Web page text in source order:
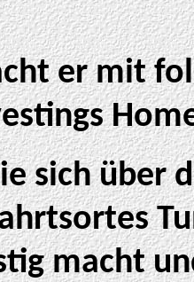
er mit
sich über
macht